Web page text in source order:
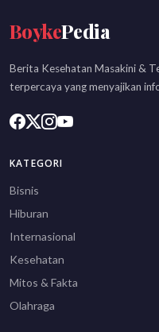
BoykePedia
Berita Kesehatan Masakini &
terpercaya yang menyajikan
KATEGORI
Bisnis
Hiburan
Internasional
Kesehatan
Mitos & Fakta
Olahraga